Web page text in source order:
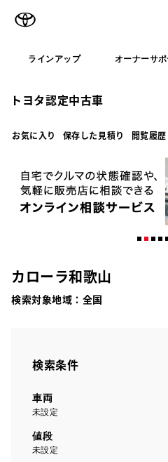
ラインアップ オーナーサポ
トヨタ認定中古車
お気に入り 保存した見積り 閲覧履歴
カローラ和歌山
検索対象地域： 全国
検索条件
車両
未設定
値段
未設定